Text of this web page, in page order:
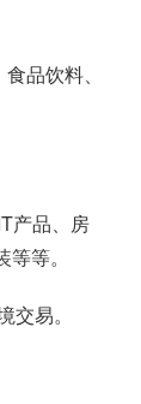
品饮料、
产品、房
等。
易。